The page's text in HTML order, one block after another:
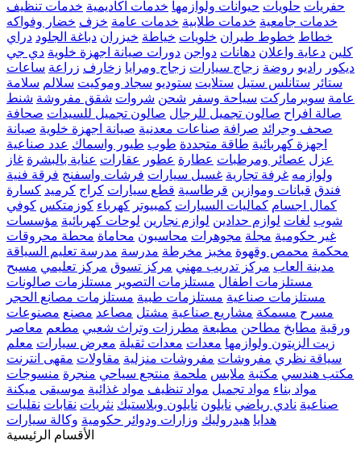
حفريات حلويات حيوانات ولوازمها خدمات اكاديمية خدمات تنظيف
خدمات جامعية خدمات طلابية خدمات عامة خزف خضار وفواكه
خطاط خطوط طيران خلويات خياطة خيزران دباغة الجلود دراي
كلين دعاية واعلان دهانات دواجن دورات صيانة اجهزة خلوية دي جي
ديكور راديو روضة زجاج سيارات زجاج ومرايا زخارف زراعة ساعات
ستائر ستانلس ستيل ستلايت ستوديو سجاد وموكيت سلالم سلامة
عامة سوبرماركت سياحة وسفر شحن شروات شقق مفروشة شنط
صالة افراح صالون تجميل للرجال صالون تجميل للسيدات صحافة
صحف وجرائد صرافة صناعات معدنية صيانة اجهزة خلوية صيانة
اجهزة كهربائية طاقة متجددة طوب طيور واسماك عدد صناعية
عزل عصائر ومرطبات عطارة عطور عقارات عناية بالبشرة غاز
ولوازمه غرفة تجارية غسيل سيارات فرشات واسفنج فرقة فنية
فندق قبانات وموازين قرطاسية قطع سيارات كراج كرميد كسارة
كمال اجسام كماليات السيارات كمبيوتر كهرباء كوزمتكس كوفي
شوب لغات لوازم حدادين لوازم نجارين لوحات كهربائية مؤسسات
غير حكومية مجلة مجوهرات محاسبون محاماة محطة محروقات
محكمة محمص وقهوة مخبز مخرطة مدرسة مدرسة تعليم السياقة
مدينة العاب مركز تدريب مهني مركز تسوق مركز تعليمي مسبح
مستلزمات اطفال مستلزمات التصوير مستلزمات صالونات
مستلزمات صناعية مستلزمات طبية مستلزمات مصانع الحجر
مسرح مسمكة مشاريع صناعية مشتل مصاعد مصنع مصنوعات
ورقية مطابخ مطاحن مطبعة مطرزات وتراث شعبي مطعم معاصر
زيت الزيتون ولوازمها معدات معدات ثقيلة معرض سيارات معلم
سياقة نظري مفروشات مفروشات منزلية مقاولات مقهى انترنت
مكتب هندسي مكتبة ملابس ملحمة منتجع سياحي منجرة منسوجات
مواد بناء مواد تجميل مواد تنظيف مواد غذائية موسيقى ميكنة
صناعية نادي رياضي نايلون نايلون وبلاستيك نثريات نقابات نقليات
هدايا هيدروليك وزارات ودوائر حكومية وكالة سيارات
الأقسام الرئيسية